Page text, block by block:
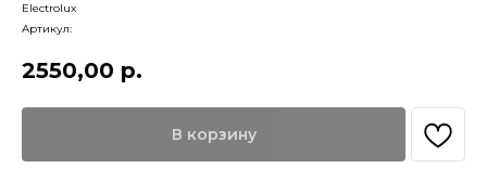
Electrolux
Артикул:
2550,00 р.
В корзину